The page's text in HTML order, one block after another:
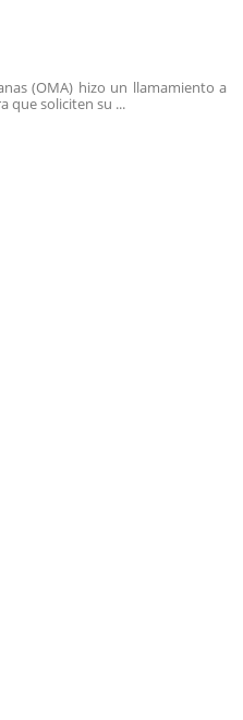
(OMA) hizo un llamamiento a
que soliciten su ...